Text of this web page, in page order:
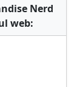
Nerd
web: